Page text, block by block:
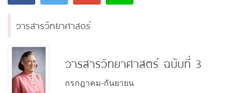
วารสารวิทยาศาสตร์
วารสารวิทยาศาสตร์ ฉบับที่ 3
กรกฎาคม-กันยายน